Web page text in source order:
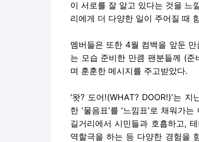
이 서로를 잘 알고 있다는 것을 느
리에게 더 다양한 일이 주어질 때
멤버들은 또한 4월 컴백을 앞둔 만
는 모습 준비한 만큼 팬분들께 (준
며 훈훈한 메시지를 주고받았다.
'왓? 도어!(WHAT? DOOR!)'는 지
한 '물음표'를 '느낌표'로 채워가는
길거리에서 시민들과 호흡하고,
역할극을 하는 등 다양한 경험을